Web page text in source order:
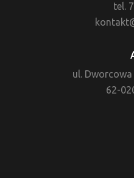
tel.
ul.
62-